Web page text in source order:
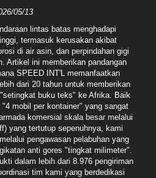
05/13
lintas batas menghadapi
termasuk kerusakan akibat
di air asin, dan perpindahan gigi
Artikel ini memberikan pandangan
SPEED INT'L memanfaatkan
dari 20 tahun untuk memberikan
buku teks" ke Afrika. Baik
mobil per kontainer" yang sangat
komersial skala besar melalui
yang tertutup sepenuhnya, kami
pengawasan pelabuhan yang
anti gores "tingkat milimeter".
dalam lebih dari 8.976 pengiriman
tim kami yang berdedikasi